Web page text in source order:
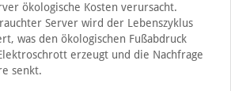
ökologische Kosten verursacht.
Server wird der Lebenszyklus
was den ökologischen Fußabdruck
erzeugt und die Nachfrage
senkt.